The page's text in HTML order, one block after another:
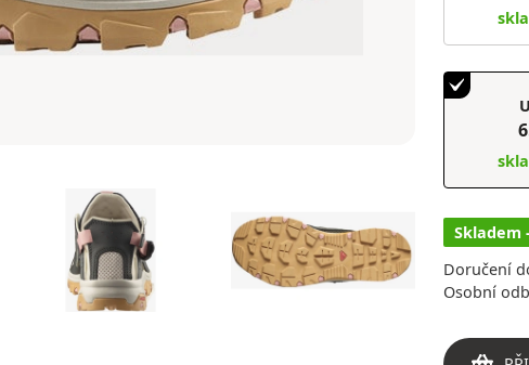
Skladem
Doručení
Osobní